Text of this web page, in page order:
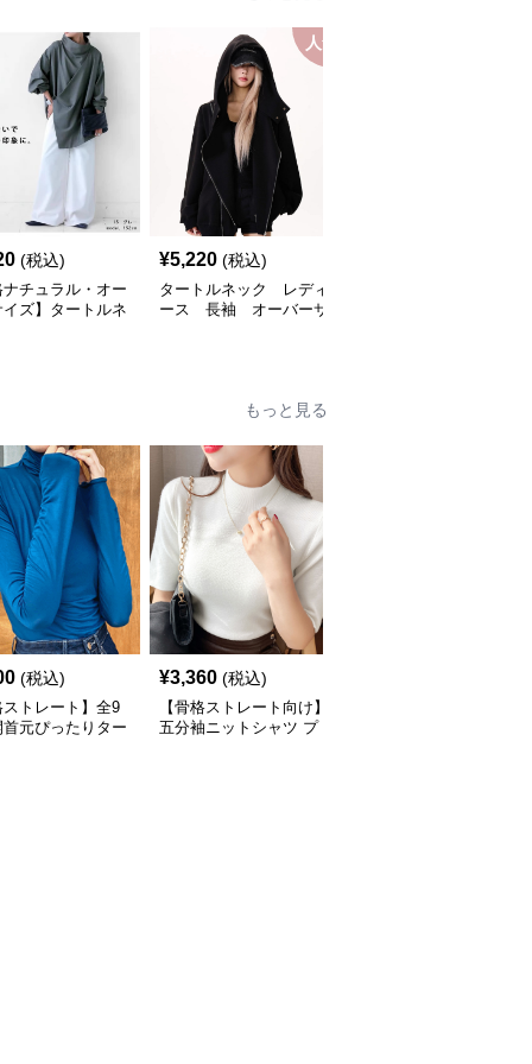
(税込)
ナチュラル・オー
ズ】タートルネ
人気
¥5,220 (税込)
タートルネック レディ
ース 長袖 オーバーサ
もっと見る
(税込)
ストレート】全9
元ぴったりター
¥3,360 (税込)
【骨格ストレート向け】
五分袖ニットシャツ プ